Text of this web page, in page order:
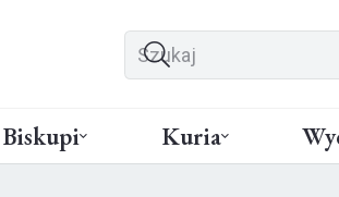
Biskupi Kuria